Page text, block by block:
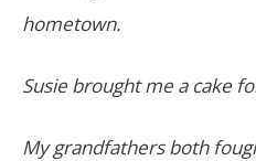
hometown.
Susie brought me a cake
My grandfathers both